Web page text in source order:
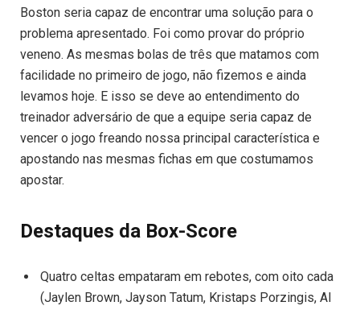
Boston seria capaz de encontrar uma solução para o
problema apresentado. Foi como provar do próprio
veneno. As mesmas bolas de três que matamos com
facilidade no primeiro de jogo, não fizemos e ainda
levamos hoje. E isso se deve ao entendimento do
treinador adversário de que a equipe seria capaz de
vencer o jogo freando nossa principal característica e
apostando nas mesmas fichas em que costumamos
apostar.
Destaques da Box-Score
Quatro celtas empataram em rebotes, com oito cada
(Jaylen Brown, Jayson Tatum, Kristaps Porzingis, Al